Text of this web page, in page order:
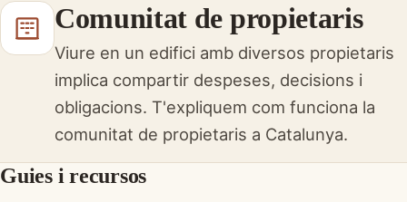
Comunitat de propietaris
Viure en un edifici amb diversos propietaris
implica compartir despeses, decisions i
obligacions. T'expliquem com funciona la
comunitat de propietaris a Catalunya.
Guies i recursos